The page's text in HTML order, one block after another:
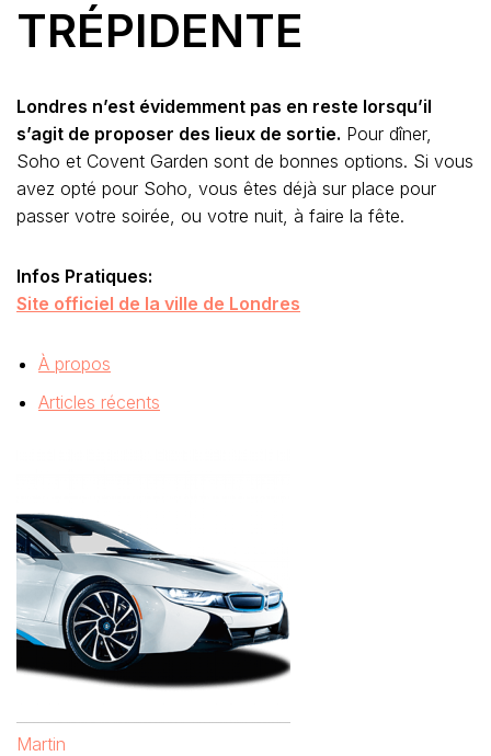
TRÉPIDENTE
Londres n’est évidemment pas en reste lorsqu’il
s’agit de proposer des lieux de sortie. Pour dîner,
Soho et Covent Garden sont de bonnes options. Si vous
avez opté pour Soho, vous êtes déjà sur place pour
passer votre soirée, ou votre nuit, à faire la fête.
Infos Pratiques:
Site officiel de la ville de Londres
À propos
Articles récents
Martin